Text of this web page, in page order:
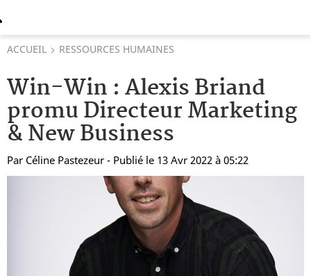
ACCUEIL RESSOURCES HUMAINES
Win-Win : Alexis Briand
promu Directeur Marketing
& New Business
Par Céline Pastezeur - Publié le 13 Avr 2022 à 05:22